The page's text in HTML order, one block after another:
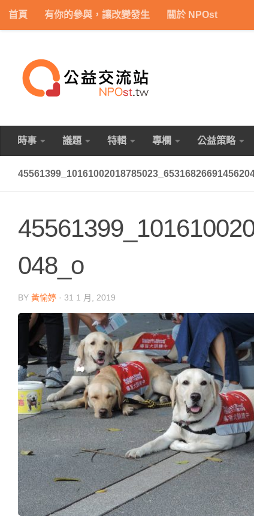
Skip to content
首頁 有你的參與，讓改變發生 關於 NPOst
時事 議題 特輯 專欄 公益策略
048_o
BY 黃愉婷 · 31 1 月, 2019